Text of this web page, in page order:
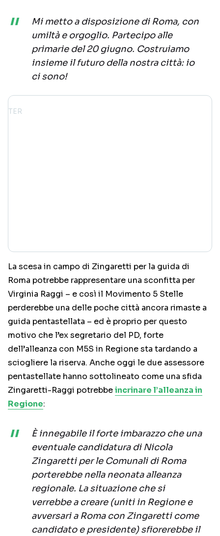
Mi metto a disposizione di Roma, con
umiltà e orgoglio. Partecipo alle
primarie del 20 giugno. Costruiamo
insieme il futuro della nostra città: io
ci sono!
La scesa in campo di Zingaretti per la guida di
Roma potrebbe rappresentare una sconfitta per
Virginia Raggi – e così il Movimento 5 Stelle
perderebbe una delle poche città ancora rimaste a
guida pentastellata – ed è proprio per questo
motivo che l’ex segretario del PD, forte
dell’alleanza con M5S in Regione sta tardando a
sciogliere la riserva. Anche oggi le due assessore
pentastellate hanno sottolineato come una sfida
Zingaretti-Raggi potrebbeincrinare l’alleanza in
Regione:
È innegabile il forte imbarazzo che una
eventuale candidatura di Nicola
Zingaretti per le Comunali di Roma
porterebbe nella neonata alleanza
regionale. La situazione che si
verrebbe a creare (uniti in Regione e
avversari a Roma con Zingaretti come
candidato e presidente) sfiorerebbe il